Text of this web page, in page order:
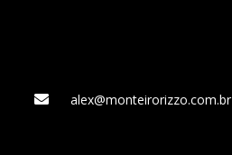
alex@monteirorizzo.com.br